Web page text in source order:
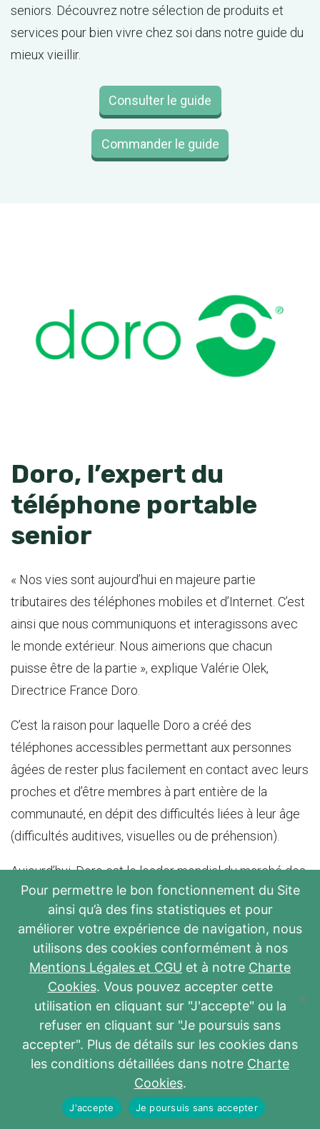
seniors. Découvrez notre sélection de produits et
services pour bien vivre chez soi dans notre guide du
mieux vieillir.
Consulter le guide
Commander le guide
Doro, l’expert du
téléphone portable
senior
« Nos vies sont aujourd’hui en majeure partie
tributaires des téléphones mobiles et d’Internet. C’est
ainsi que nous communiquons et interagissons avec
le monde extérieur. Nous aimerions que chacun
puisse être de la partie », explique Valérie Olek,
Directrice France Doro.
C’est la raison pour laquelle Doro a créé des
téléphones accessibles permettant aux personnes
âgées de rester plus facilement en contact avec leurs
proches et d’être membres à part entière de la
communauté, en dépit des difficultés liées à leur âge
(difficultés auditives, visuelles ou de préhension).
Aujourd’hui, Doro est le leader mondial du marché des
téléphones mobiles et smartphones conçus pour
les seniors . Les produits Doro sont vendus à travers
un réseau de plus de 300 opérateurs télécoms,
distributeurs, spécialistes et revendeurs,
principalement en Europe.
téléphone. Forte du succès de son interface
simplifiée et brevetée, l’entreprise a développé de
nouveaux produits pour répondre aux besoins des
retraités : unetablette tactile pour seniors(Doro
Pour permettre le bon fonctionnement du Site
ainsi qu’à des fins statistiques et pour
améliorer votre expérience de navigation, nous
utilisons des cookies conformément à nos
Mentions Légales et CGU et à notre Charte
Cookies. Vous pouvez accepter cette
utilisation en cliquant sur "J'accepte" ou la
refuser en cliquant sur "Je poursuis sans
accepter". Plus de détails sur les cookies dans
les conditions détaillées dans notre Charte
Cookies.
J'accepte Je poursuis sans accepter